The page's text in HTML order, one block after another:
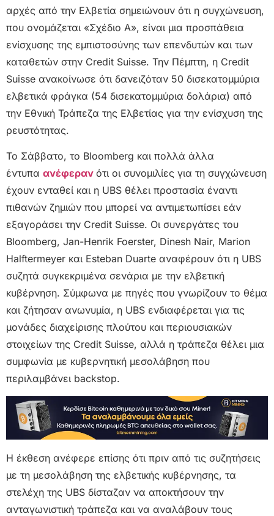
αρχές από την Ελβετία σημειώνουν ότι η συγχώνευση,
που ονομάζεται «Σχέδιο Α», είναι μια προσπάθεια
ενίσχυσης της εμπιστοσύνης των επενδυτών και των
καταθετών στην Credit Suisse. Την Πέμπτη, η Credit
Suisse ανακοίνωσε ότι δανειζόταν 50 δισεκατομμύρια
ελβετικά φράγκα (54 δισεκατομμύρια δολάρια) από
την Εθνική Τράπεζα της Ελβετίας για την ενίσχυση της
ρευστότητας.
Το Σάββατο, το Bloomberg και πολλά άλλα
έντυπα ανέφεραν ότι οι συνομιλίες για τη συγχώνευση
έχουν ενταθεί και η UBS θέλει προστασία έναντι
πιθανών ζημιών που μπορεί να αντιμετωπίσει εάν
εξαγοράσει την Credit Suisse. Οι συνεργάτες του
Bloomberg, Jan-Henrik Foerster, Dinesh Nair, Marion
Halftermeyer και Esteban Duarte αναφέρουν ότι η UBS
συζητά συγκεκριμένα σενάρια με την ελβετική
κυβέρνηση. Σύμφωνα με πηγές που γνωρίζουν το θέμα
και ζήτησαν ανωνυμία, η UBS ενδιαφέρεται για τις
μονάδες διαχείρισης πλούτου και περιουσιακών
στοιχείων της Credit Suisse, αλλά η τράπεζα θέλει μια
συμφωνία με κυβερνητική μεσολάβηση που
περιλαμβάνει backstop.
Η έκθεση ανέφερε επίσης ότι πριν από τις συζητήσεις
με τη μεσολάβηση της ελβετικής κυβέρνησης, τα
στελέχη της UBS δίσταζαν να αποκτήσουν την
ανταγωνιστική τράπεζα και να αναλάβουν τους